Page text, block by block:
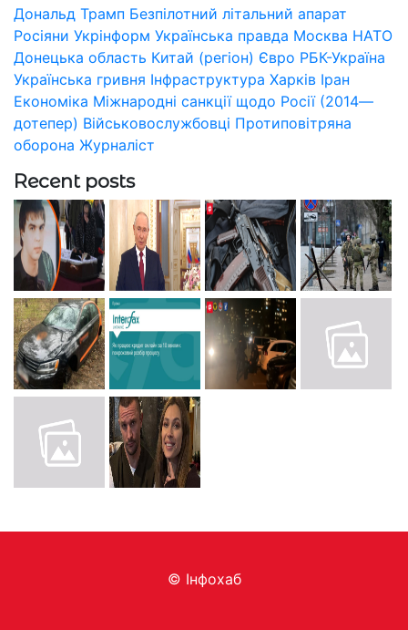
Дональд Трамп Безпілотний літальний апарат
Росіяни Укрінформ Українська правда Москва НАТО
Донецька область Китай (регіон) Євро РБК-Україна
Українська гривня Інфраструктура Харків Іран
Економіка Міжнародні санкції щодо Росії (2014—
дотепер) Військовослужбовці Протиповітряна
оборона Журналіст
Recent posts
© Інфохаб